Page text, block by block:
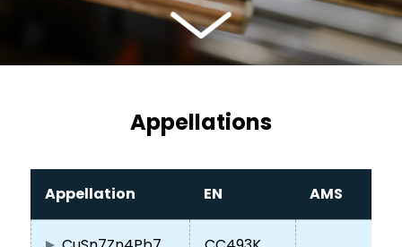
Appellations
Appellation EN AMS